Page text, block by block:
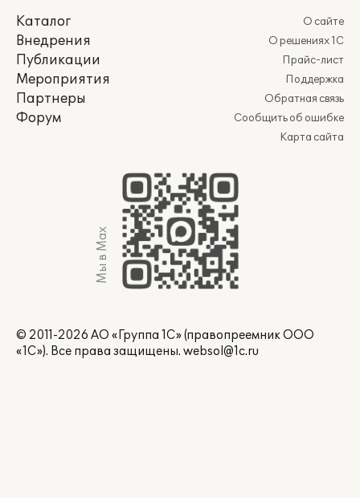
Каталог
Внедрения
Публикации
Мероприятия
Партнеры
Форум
О сайте
О решениях 1С
Прайс-лист
Поддержка
Обратная связь
Сообщить об ошибке
Карта сайта
Мы в Max
© 2011-2026 АО «Группа 1С» (правопреемник ООО
«1С»). Все права защищены. websol@1c.ru